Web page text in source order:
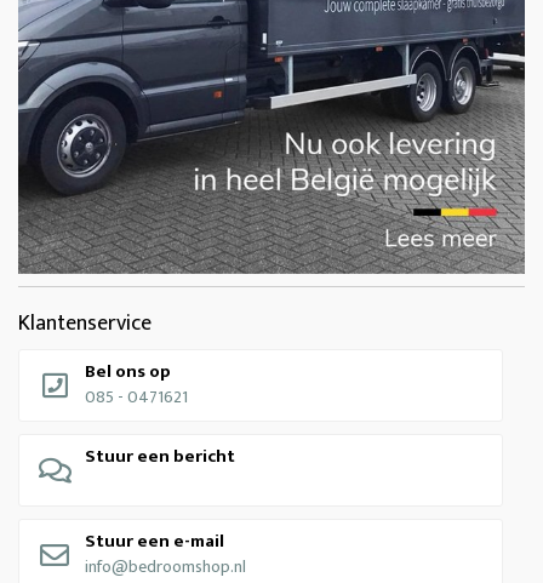
Klantenservice
Bel ons op
085 - 0471621
Stuur een bericht
Stuur een e-mail
info@bedroomshop.nl